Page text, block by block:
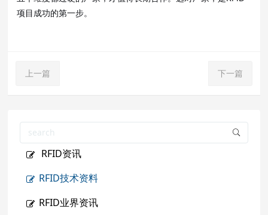
项目成功的第一步。
上一篇 下一篇
RFID资讯
RFID技术资料
RFID业界资讯